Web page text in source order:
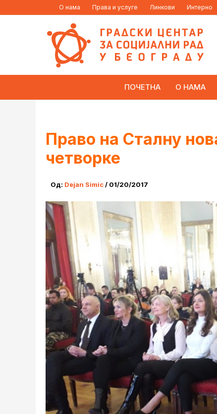
на
О нама Права и услуге Линкови Интерно
ПОЧЕТНА О НАМА
Право на Сталну
четворке
Од: Dejan Simic/ 01/20/2017